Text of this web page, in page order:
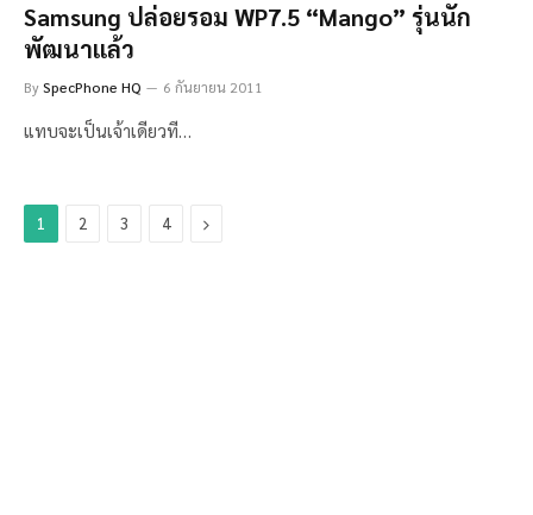
Samsung ปล่อยรอม WP7.5 “Mango” รุ่นนัก
พัฒนาแล้ว
BySpecPhone HQ 6 กันยายน 2011
แทบจะเป็นเจ้าเดียวที…
1 2 3 4 Next